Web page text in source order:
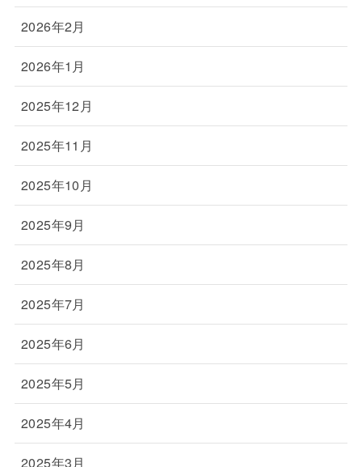
2026年2月
2026年1月
2025年12月
2025年11月
2025年10月
2025年9月
2025年8月
2025年7月
2025年6月
2025年5月
2025年4月
2025年3月